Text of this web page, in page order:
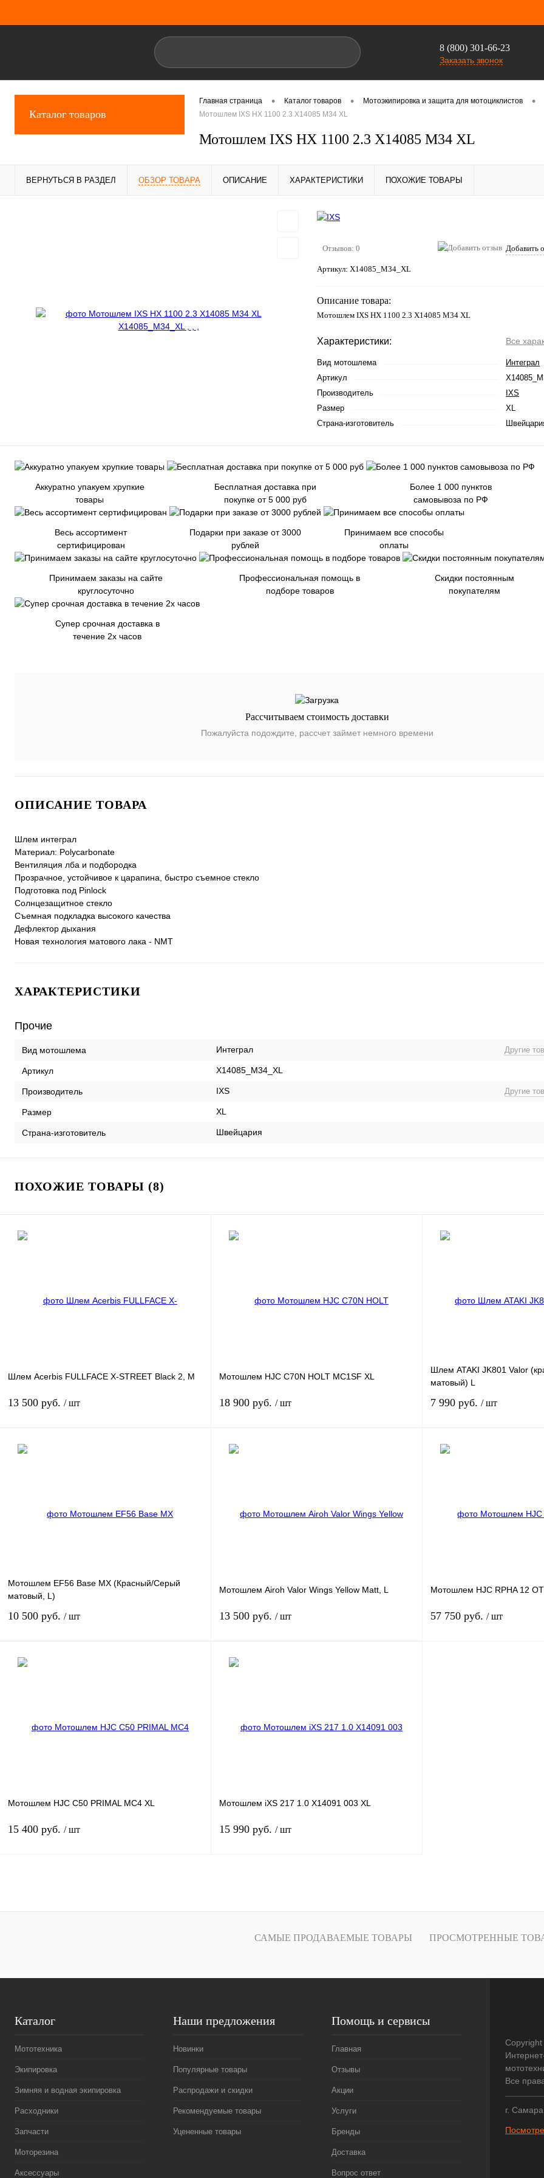
8 (800) 301-66-23
Заказать звонок
Каталог товаров
Главная страница • Каталог товаров • Мотоэкипировка и защита для мотоциклистов •
Мотошлем IXS HX 1100 2.3 X14085 M34 XL
Мотошлем IXS HX 1100 2.3 X14085 M34 XL
ВЕРНУТЬСЯ В РАЗДЕЛ ОБЗОР ТОВАРА ОПИСАНИЕ ХАРАКТЕРИСТИКИ ПОХОЖИЕ ТОВАРЫ
Отзывов: 0 Добавить
Артикул: X14085_M34_XL
Описание товара:
Мотошлем IXS HX 1100 2.3 X14085 M34 XL
Характеристики: Все
Вид мотошлема
Интеграл
Артикул
Производитель
IXS
Размер
XL
Страна-изготовитель
Аккуратно упакуем хрупкие
товары
Бесплатная доставка при
покупке от 5 000 руб
Более 1 000 пунктов
самовывоза по РФ
Весь ассортимент
сертифицирован
Подарки при заказе от 3000
рублей
Принимаем все способы
оплаты
Принимаем заказы на сайте
круглосуточно
Профессиональная помощь в
подборе товаров
Скидки постоянным
покупателям
Супер срочная доставка в
течение 2х часов
Рассчитываем стоимость доставки
Пожалуйста подождите, рассчет займет немного времени
ОПИСАНИЕ ТОВАРА
Шлем интеграл
Материал: Polycarbonate
Вентиляция лба и подбородка
Прозрачное, устойчивое к царапина, быстро съемное стекло
Подготовка под Pinlock
Солнцезащитное стекло
Съемная подкладка высокого качества
Дефлектор дыхания
Новая технология матового лака - NMT
ХАРАКТЕРИСТИКИ
Прочие
Вид мотошлема Интеграл Другие
Артикул X14085_M34_XL
Производитель IXS Другие
Размер XL
Страна-изготовитель Швейцария
ПОХОЖИЕ ТОВАРЫ (8)
Шлем Acerbis FULLFACE X-STREET Black 2, M
13 500 руб. / шт
наличии
Мотошлем HJC C70N HOLT MC1SF XL
18 900 руб. / шт
наличии
Шлем ATAKI JK801 Valor
матовый) L
7 990 руб. / шт
Мотошлем EF56 Base MX (Красный/Серый
матовый, L)
10 500 руб. / шт
наличии
Мотошлем Airoh Valor Wings Yellow Matt, L
13 500 руб. / шт
наличии
Мотошлем HJC RPHA 12
57 750 руб. / шт
Мотошлем HJC C50 PRIMAL MC4 XL
15 400 руб. / шт
Купить в 1 клик К сравнению
Мотошлем iXS 217 1.0 X14091 003 XL
15 990 руб. / шт
Купить в 1 клик К сравнению
САМЫЕ ПРОДАВАЕМЫЕ ТОВАРЫ ПРОСМОТРЕННЫЕ
Каталог
Мототехника
Экипировка
Зимняя и водная экипировка
Расходники
Запчасти
Моторезина
Аксессуары
Наши предложения
Новинки
Популярные товары
Распродажи и скидки
Рекомендуемые товары
Уцененные товары
Помощь и сервисы
Главная
Отзывы
Акции
Услуги
Бренды
Доставка
Вопрос ответ
Все
г.